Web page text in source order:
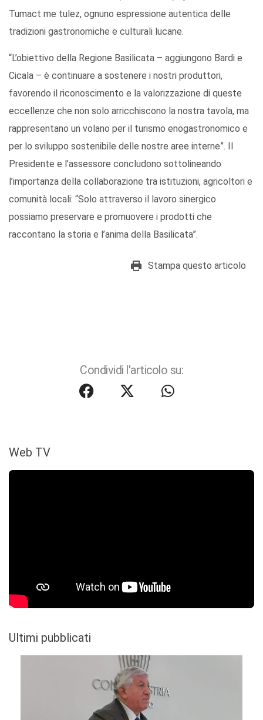
Tumact me tulez, ognuno espressione autentica delle
tradizioni gastronomiche e culturali lucane.
“L’obiettivo della Regione Basilicata – aggiungono Bardi e
Cicala – è continuare a sostenere i nostri produttori,
favorendo il riconoscimento e la valorizzazione di queste
eccellenze che non solo arricchiscono la nostra tavola, ma
rappresentano un volano per il turismo enogastronomico e
per lo sviluppo sostenibile delle nostre aree interne”. Il
Presidente e l’assessore concludono sottolineando
l’importanza della collaborazione tra istituzioni, agricoltori e
comunità locali: “Solo attraverso il lavoro sinergico
possiamo preservare e promuovere i prodotti che
raccontano la storia e l’anima della Basilicata”.
Stampa questo articolo
Condividi l'articolo su:
Web TV
Ultimi pubblicati